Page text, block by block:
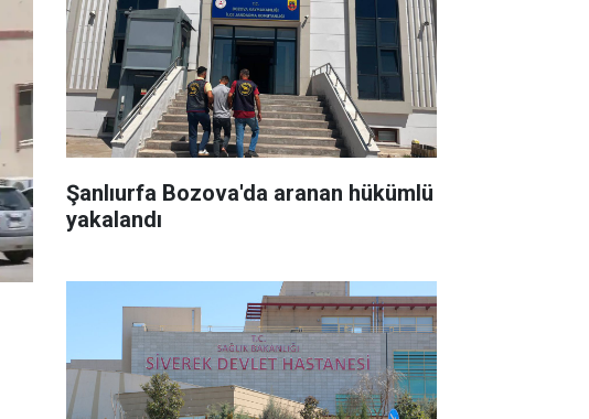
Şanlıurfa Bozova'da aranan hükümlü
yakalandı